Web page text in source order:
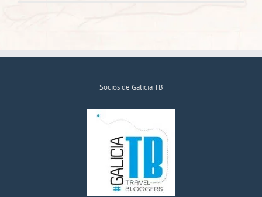
Socios de Galicia TB